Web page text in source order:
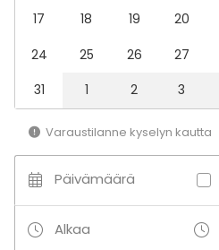
17
18 19 20
24
25 26 27
31
1 2 3
Varaustilanne kyselyn kautta
Päivämäärä
Alkaa